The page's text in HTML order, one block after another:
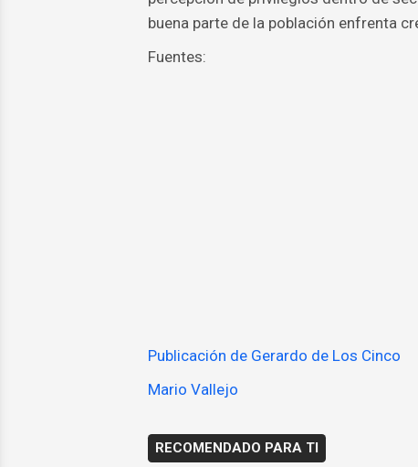
buena parte de la población enfrenta
Fuentes:
Publicación de Gerardo de Los Cinco
Mario Vallejo
RECOMENDADO PARA TI